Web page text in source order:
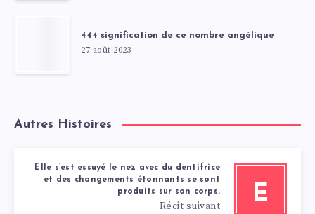
444 signification de ce nombre angélique
27 août 2023
Autres Histoires
E
Elle s’est essuyé le nez avec du dentifrice
et des changements étonnants se sont
produits sur son corps.
Récit suivant